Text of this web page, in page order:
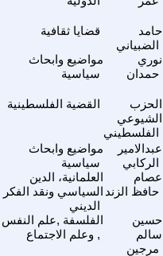
قضايا ثقافية
حامد
الضبياني
مواضيع وابحاث
سياسية
نوري
حمدان
القضية الفلسطينية
الحزب
الشيوعي
الفلسطيني
مواضيع وابحاث
سياسية
عبدالامير
الركابي
العلمانية، الدين
السياسي ونقد الفكر
الديني
عصام
حافظ الزند
الفلسفة ,علم النفس
, وعلم الاجتماع
حسين
سالم
مرجين